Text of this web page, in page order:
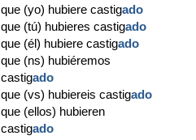
que (yo) hubiere castigado
que (tú) hubieres castigado
que (él) hubiere castigado
que (ns) hubiéremos
castigado
que (vs) hubiereis castigado
que (ellos) hubieren
castigado